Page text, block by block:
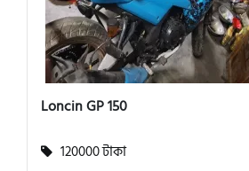
Loncin GP 150
120000 টাকা